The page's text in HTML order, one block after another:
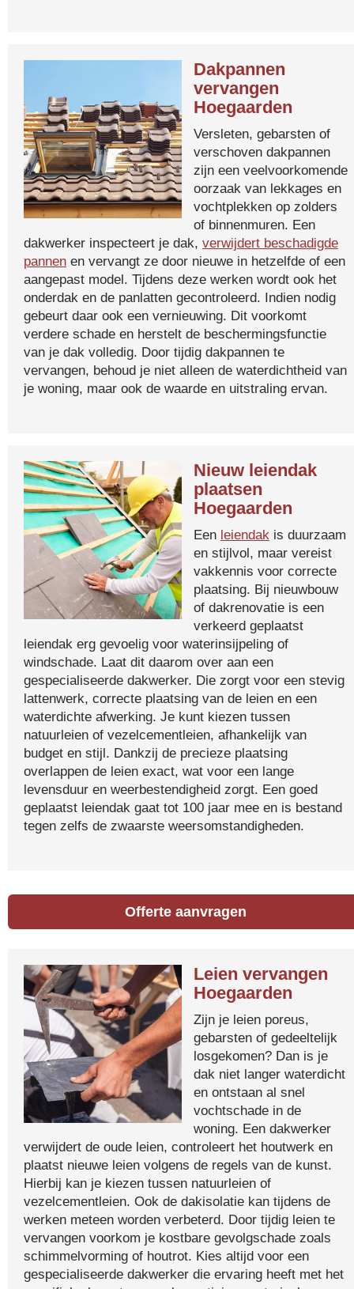
Dakpannen
vervangen
Hoegaarden
Versleten, gebarsten of
verschoven dakpannen
zijn een veelvoorkomende
oorzaak van lekkages en
vochtplekken op zolders
of binnenmuren. Een
dakwerker inspecteert je dak, verwijdert beschadigde
pannen en vervangt ze door nieuwe in hetzelfde of een
aangepast model. Tijdens deze werken wordt ook het
onderdak en de panlatten gecontroleerd. Indien nodig
gebeurt daar ook een vernieuwing. Dit voorkomt
verdere schade en herstelt de beschermingsfunctie
van je dak volledig. Door tijdig dakpannen te
vervangen, behoud je niet alleen de waterdichtheid van
je woning, maar ook de waarde en uitstraling ervan.
Nieuw leiendak
plaatsen
Hoegaarden
Een leiendak is duurzaam
en stijlvol, maar vereist
vakkennis voor correcte
plaatsing. Bij nieuwbouw
of dakrenovatie is een
verkeerd geplaatst
leiendak erg gevoelig voor waterinsijpeling of
windschade. Laat dit daarom over aan een
gespecialiseerde dakwerker. Die zorgt voor een stevig
lattenwerk, correcte plaatsing van de leien en een
waterdichte afwerking. Je kunt kiezen tussen
natuurleien of vezelcementleien, afhankelijk van
budget en stijl. Dankzij de precieze plaatsing
overlappen de leien exact, wat voor een lange
levensduur en weerbestendigheid zorgt. Een goed
geplaatst leiendak gaat tot 100 jaar mee en is bestand
tegen zelfs de zwaarste weersomstandigheden.
Offerte aanvragen
Leien vervangen
Hoegaarden
Zijn je leien poreus,
gebarsten of gedeeltelijk
losgekomen? Dan is je
dak niet langer waterdicht
en ontstaan al snel
vochtschade in de
woning. Een dakwerker
verwijdert de oude leien, controleert het houtwerk en
plaatst nieuwe leien volgens de regels van de kunst.
Hierbij kan je kiezen tussen natuurleien of
vezelcementleien. Ook de dakisolatie kan tijdens de
werken meteen worden verbeterd. Door tijdig leien te
vervangen voorkom je kostbare gevolgschade zoals
schimmelvorming of houtrot. Kies altijd voor een
gespecialiseerde dakwerker die ervaring heeft met het